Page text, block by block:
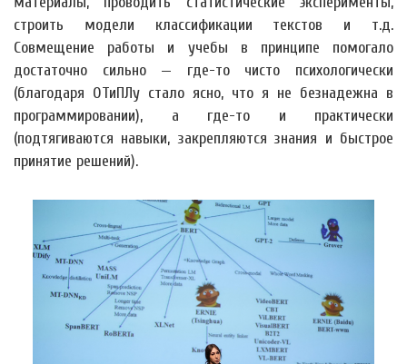
строить модели классификации текстов и т.д.
Совмещение работы и учебы в принципе помогало
достаточно сильно — где-то чисто психологически
(благодаря ОТиПЛу стало ясно, что я не безнадежна в
программировании), а где-то и практически
(подтягиваются навыки, закрепляются знания и быстрое
принятие решений).